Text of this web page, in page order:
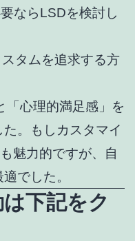
ならLSDを検討し
タムを追求する方
「心理的満足感」を
。もしカスタマイ
魅力的ですが、自
でした。
下記をク